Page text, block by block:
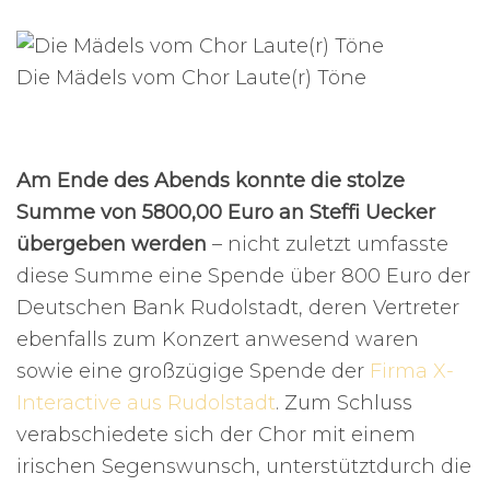
Die Mädels vom Chor Laute(r) Töne
Am Ende des Abends konnte die stolze
Summe von 5800,00 Euro an Steffi Uecker
übergeben werden – nicht zuletzt umfasste
diese Summe eine Spende über 800 Euro der
Deutschen Bank Rudolstadt, deren Vertreter
ebenfalls zum Konzert anwesend waren
sowie eine großzügige Spende der Firma X-
Interactive aus Rudolstadt. Zum Schluss
verabschiedete sich der Chor mit einem
irischen Segenswunsch, unterstütztdurch die